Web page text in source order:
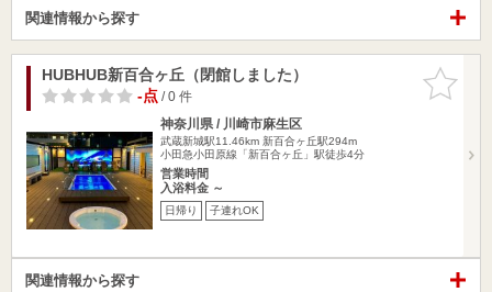
関連情報から探す
お気に入
りに追加
HUBHUB新百合ヶ丘（閉館しました）
-点/ 0 件
神奈川県 / 川崎市麻生区
武蔵新城駅11.46km 新百合ヶ丘駅294m
小田急小田原線「新百合ヶ丘」駅徒歩4分
営業時間
入浴料金 ～
日帰り 子連れOK
関連情報から探す